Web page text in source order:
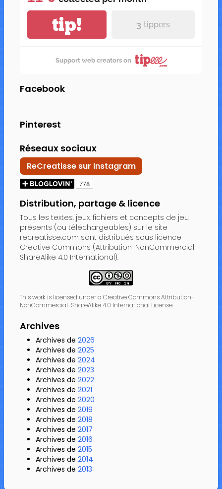
tip! 3 tippers
Support web creators on
Facebook
Pinterest
Réseaux sociaux
ReCreatisse sur Instagram
Distribution, partage & licence
Tous les textes, jeux, fichiers et concepts de jeu
présents (ou téléchargeables) sur le site
recreatisse.com sont distribués sous licence
Creative Commons (Attribution-NonCommercial-
ShareAlike 4.0 International).
This work is licensed under a Creative Commons Attribution-
NonCommercial-ShareAlike 4.0 International License.
Archives
Archives de 2026
Archives de 2025
Archives de 2024
Archives de 2023
Archives de 2022
Archives de 2021
Archives de 2020
Archives de 2019
Archives de 2018
Archives de 2017
Archives de 2016
Archives de 2015
Archives de 2014
Archives de 2013